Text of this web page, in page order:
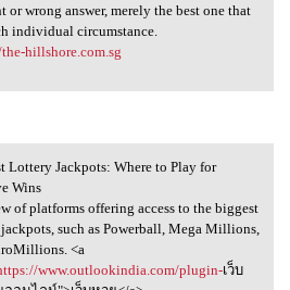
or wrong answer, merely the best one that
individual circumstance.
hillshore.com.sg
Lottery Jackpots:
Lottery Jackpots: Where to Play for
Wins
of platforms offering access to the biggest
such as Powerball, Mega Millions,
<a
www.outlookindia.com/plugin-เว็บ